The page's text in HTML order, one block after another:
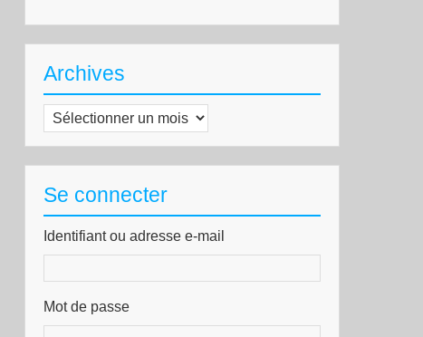
Archives
Archives
Se connecter
Identifiant ou adresse e-mail
Mot de passe